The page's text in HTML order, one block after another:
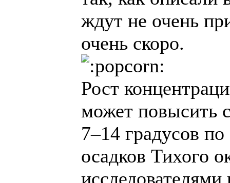
ждут не очень
очень скоро.
Рост
может повысить
7–14 градусов
осадков Тихого
исследователями